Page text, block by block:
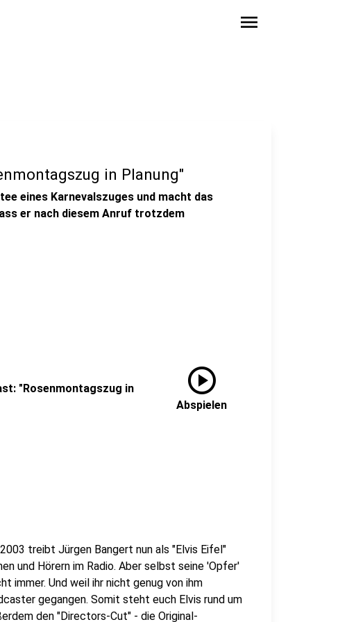
menu
in Planung"
eines Karnevalszuges und macht das
er nach diesem Anruf trotzdem
"Rosenmontagszug in
play_circle
Abspielen
treibt Jürgen Bangert nun als "Elvis Eifel"
und Hörern im Radio. Aber selbst seine 'Opfer'
immer. Und weil ihr nicht genug von ihm
gegangen. Somit steht euch Elvis rund um
den "Directors-Cut" - die Original-